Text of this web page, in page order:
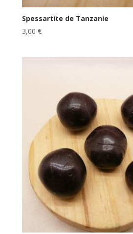
Spessartite de Tanzanie
3,00 €